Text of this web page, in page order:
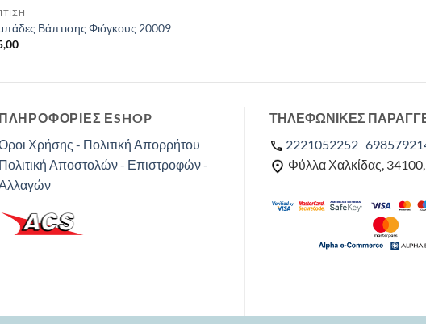
Βάπτισης Φιόγκους 20009
ΠΛΗΡΟΦΟΡΙΕΣ ΕSHOP
Χρήσης - Πολιτική Απορρήτου
Πολιτική Αποστολών - Επιστροφών -
Αλλαγών
ΤΗΛΕΦΩΝΙΚΕΣ
2221052252
Φύλλα Χαλκίδας,